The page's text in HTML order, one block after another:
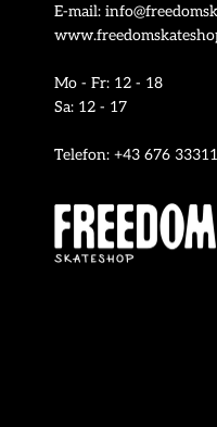
E-mail:
Mo - Fr: 12 - 18
Sa: 12 - 17
Telefon: +43 676